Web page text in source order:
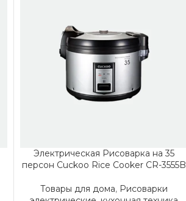
Электрическая Рисоварка на 35
персон Cuckoo Rice Cooker CR-3555B
Товары для дома, Рисоварки